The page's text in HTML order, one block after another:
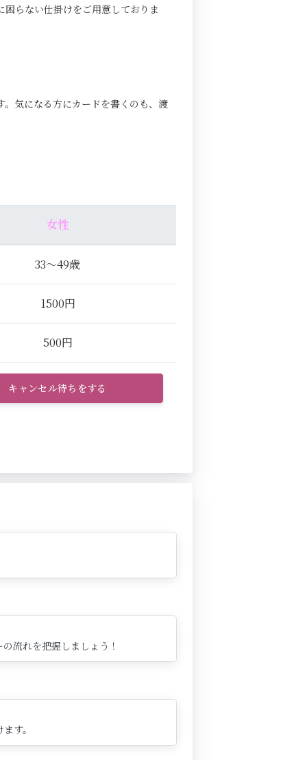
らない仕掛けをご用意しておりま
気になる方にカードを書くのも、渡
女性
33～49歳
1500円
500円
キャンセル待ちをする
流れを把握しましょう！
す。